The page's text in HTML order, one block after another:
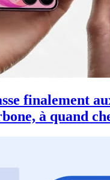
finalement
à quand